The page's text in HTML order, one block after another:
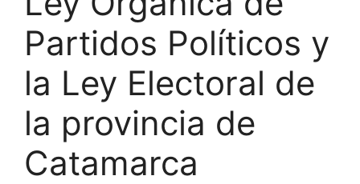
Partidos Políticos y
la Ley Electoral de
la provincia de
Catamarca